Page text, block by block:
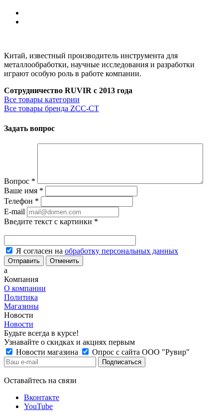
Китай, известный производитель инструмента для
металлообработки, научные исследования и разработки
играют особую роль в работе компании.
Сотрудничество RUVIR с 2013 года
Все товары категории
Все товары бренда ZCC-CT
Задать вопрос
Вопрос *
Ваше имя *
Телефон *
E-mail
Введите текст с картинки *
Я согласен на обработку персональных данных
Отменить
a
Компания
О компании
Политика
Магазины
Новости
Новости
Будьте всегда в курсе!
Узнавайте о скидках и акциях первым
Новости магазина
Опрос с сайта ООО "Рувир"
Оставайтесь на связи
Вконтакте
YouTube